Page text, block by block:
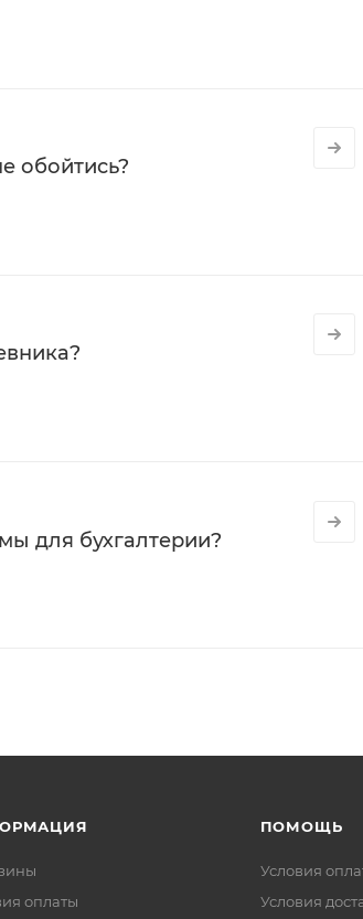
обойтись?
для бухгалтерии?
оплаты
ПОМОЩЬ
Условия
Условия